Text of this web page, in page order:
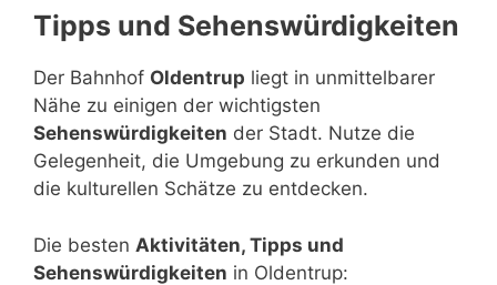
Tipps und Sehenswürdigkeiten
Der Bahnhof Oldentrup liegt in unmittelbarer
Nähe zu einigen der wichtigsten
Sehenswürdigkeiten der Stadt. Nutze die
Gelegenheit, die Umgebung zu erkunden und
die kulturellen Schätze zu entdecken.
Die besten Aktivitäten, Tipps und
Sehenswürdigkeiten in Oldentrup: